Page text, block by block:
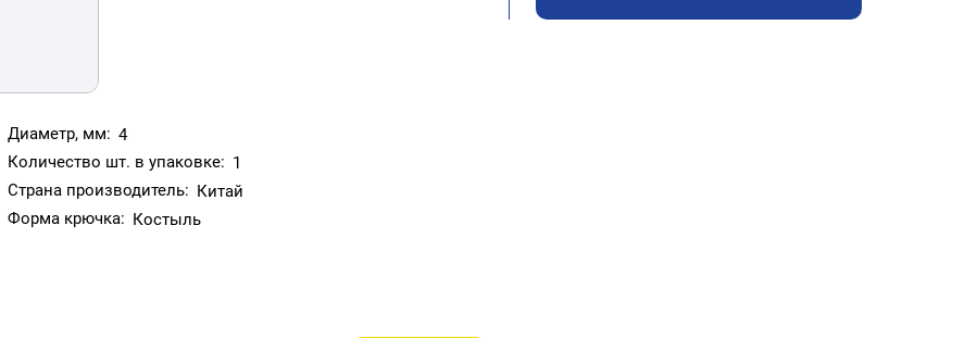
Диаметр, мм: 4
Количество шт. в упаковке: 1
Страна производитель: Китай
Форма крючка: Костыль